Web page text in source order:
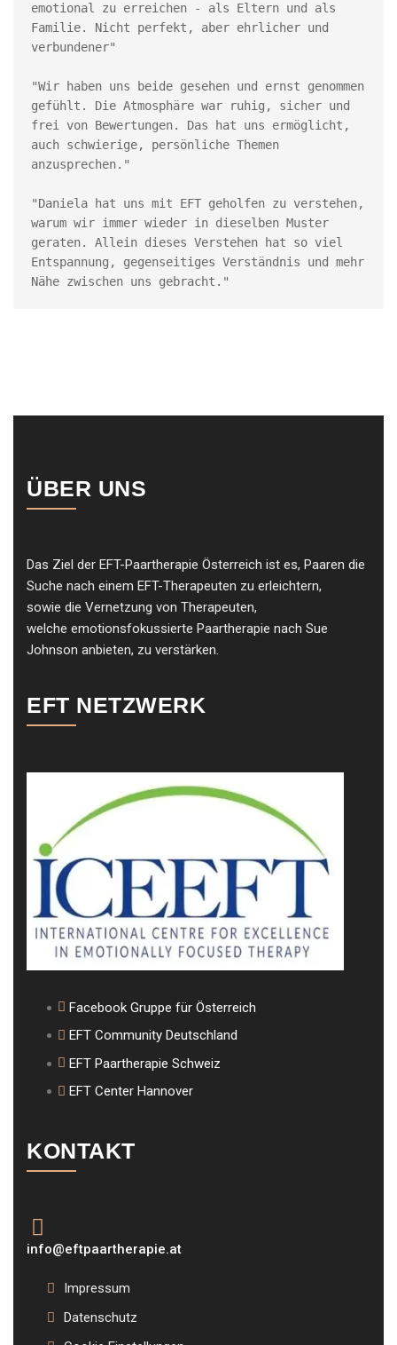
emotional zu erreichen - als Eltern und als
Familie. Nicht perfekt, aber ehrlicher und
verbundener"
"Wir haben uns beide gesehen und ernst genommen
gefühlt. Die Atmosphäre war ruhig, sicher und
frei von Bewertungen. Das hat uns ermöglicht,
auch schwierige, persönliche Themen
anzusprechen."
"Daniela hat uns mit EFT geholfen zu verstehen,
warum wir immer wieder in dieselben Muster
geraten. Allein dieses Verstehen hat so viel
Entspannung, gegenseitiges Verständnis und mehr
Nähe zwischen uns gebracht."
ÜBER UNS
Das Ziel der EFT-Paartherapie Österreich ist es, Paaren die
Suche nach einem EFT-Therapeuten zu erleichtern,
sowie die Vernetzung von Therapeuten,
welche emotionsfokussierte Paartherapie nach Sue
Johnson anbieten, zu verstärken.
EFT NETZWERK
Facebook Gruppe für Österreich
EFT Community Deutschland
EFT Paartherapie Schweiz
EFT Center Hannover
KONTAKT
info@eftpaartherapie.at
Impressum
Datenschutz